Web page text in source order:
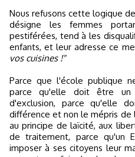
Nous refusons cette logique
désigne les femmes
pestiférées, tend à les
enfants, et leur adresse ce
vos cuisines !"
Parce que l'école publique
parce qu'elle doit être
d'exclusion, parce qu'elle
différence et non le mépris de
au principe de laïcité, aux
de traitement, parce qu'un
imposer à ses citoyens leur